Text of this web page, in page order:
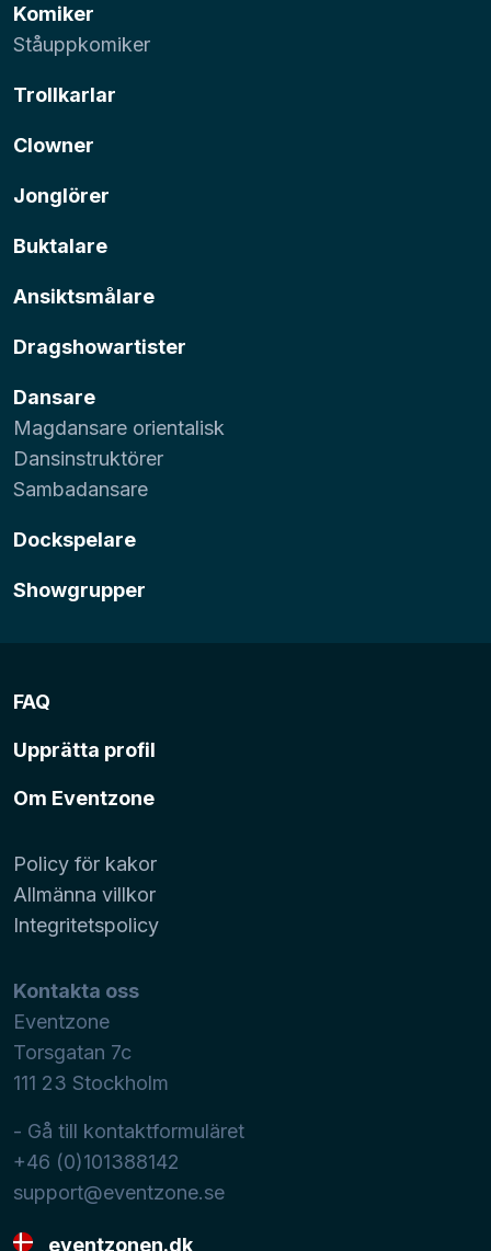
Komiker
Ståuppkomiker
Trollkarlar
Clowner
Jonglörer
Buktalare
Ansiktsmålare
Dragshowartister
Dansare
Magdansare orientalisk
Dansinstruktörer
Sambadansare
Dockspelare
Showgrupper
FAQ
Upprätta profil
Om Eventzone
Policy för kakor
Allmänna villkor
Integritetspolicy
Kontakta oss
Eventzone
Torsgatan 7c
111 23 Stockholm
- Gå till kontaktformuläret
+46 (0)101388142
support@eventzone.se
eventzonen.dk